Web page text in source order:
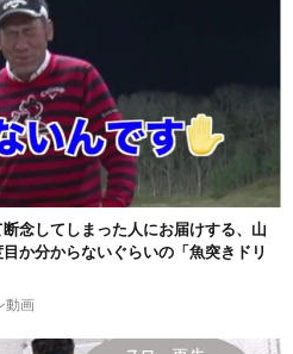
念してしまった人にお届けする、山
か分からないぐらいの「魚突きドリ
動画